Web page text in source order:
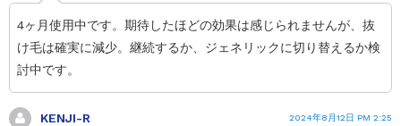
4ヶ月使用中です。期待したほどの効果は感じられませんが、抜
け毛は確実に減少。継続するか、ジェネリックに切り替えるか検
討中です。
KENJI-R 2024年8月12日 PM 2:25